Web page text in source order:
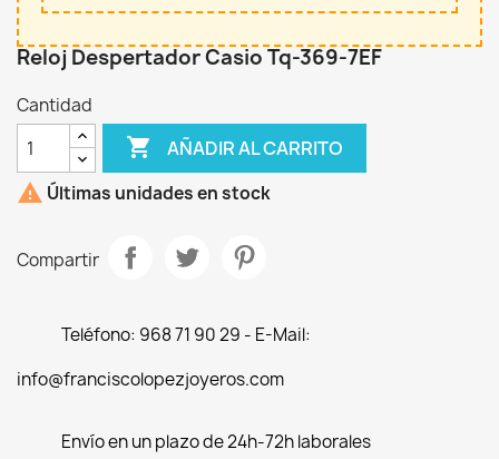
Reloj Despertador Casio Tq-369-7EF
Cantidad
 AÑADIR AL CARRITO
 Últimas unidades en stock
Compartir
Teléfono: 968 71 90 29 - E-Mail:
info@franciscolopezjoyeros.com
Envío en un plazo de 24h-72h laborales